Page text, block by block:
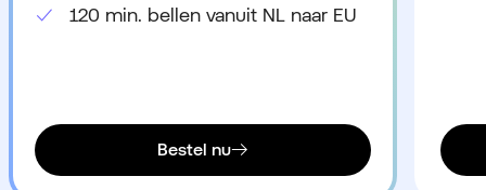
120 min. bellen vanuit NL naar EU
Bestel nu